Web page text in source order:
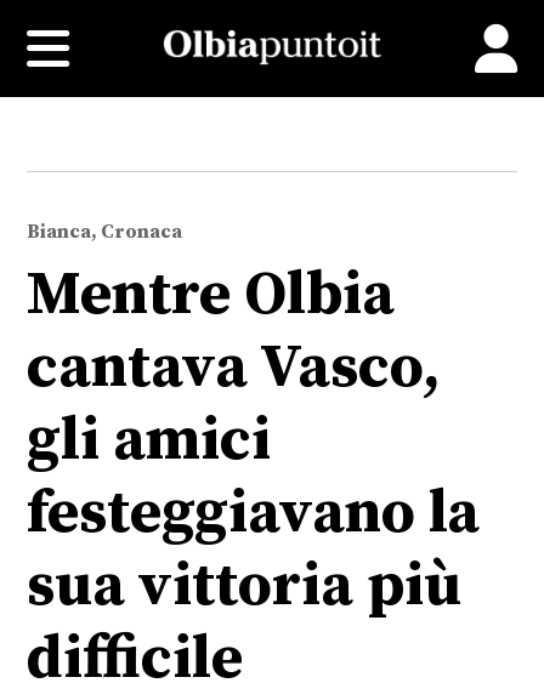
Bianca, Cronaca
Mentre Olbia
cantava Vasco,
gli amici
festeggiavano la
sua vittoria più
difficile